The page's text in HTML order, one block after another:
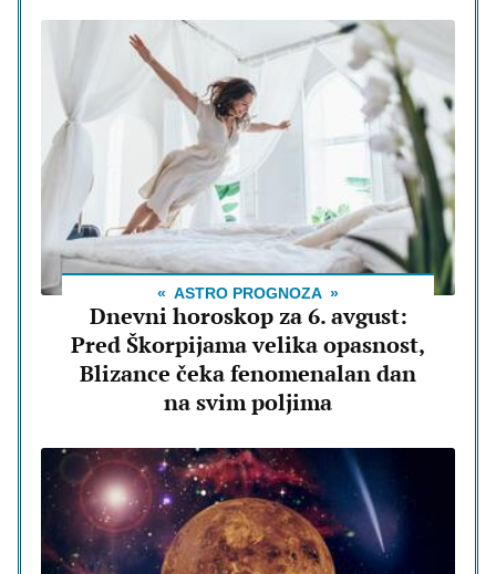
ASTRO PROGNOZA
Dnevni horoskop za 6. avgust:
Pred Škorpijama velika opasnost,
Blizance čeka fenomenalan dan
na svim poljima